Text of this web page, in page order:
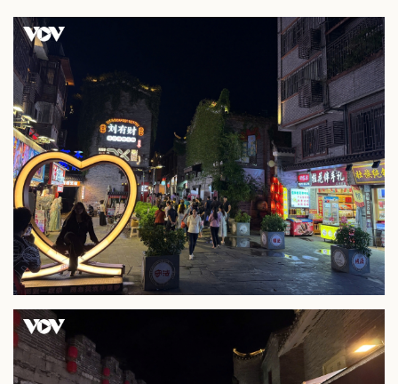
Thể thao
Bóng đá
Lịch thi đấu bóng đá
Thế giới thể thao
eSports
Hậu trường
Ô tô - Xe máy
Xe máy
Tư vấn